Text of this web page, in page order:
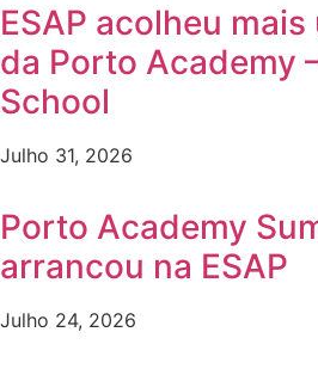
ESAP acolheu
da Porto Academy
School
Julho 31, 2026
Porto Academy
arrancou na ESAP
Julho 24, 2026